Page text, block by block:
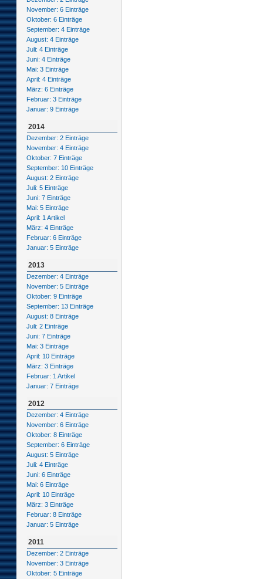
November: 6 Einträge
Oktober: 6 Einträge
September: 4 Einträge
August: 4 Einträge
Juli: 4 Einträge
Juni: 4 Einträge
Mai: 3 Einträge
April: 4 Einträge
März: 6 Einträge
Februar: 3 Einträge
Januar: 9 Einträge
2014
Dezember: 2 Einträge
November: 4 Einträge
Oktober: 7 Einträge
September: 10 Einträge
August: 2 Einträge
Juli: 5 Einträge
Juni: 7 Einträge
Mai: 5 Einträge
April: 1 Artikel
März: 4 Einträge
Februar: 6 Einträge
Januar: 5 Einträge
2013
Dezember: 4 Einträge
November: 5 Einträge
Oktober: 9 Einträge
September: 13 Einträge
August: 8 Einträge
Juli: 2 Einträge
Juni: 7 Einträge
Mai: 3 Einträge
April: 10 Einträge
März: 3 Einträge
Februar: 1 Artikel
Januar: 7 Einträge
2012
Dezember: 4 Einträge
November: 6 Einträge
Oktober: 8 Einträge
September: 6 Einträge
August: 5 Einträge
Juli: 4 Einträge
Juni: 6 Einträge
Mai: 6 Einträge
April: 10 Einträge
März: 3 Einträge
Februar: 8 Einträge
Januar: 5 Einträge
2011
Dezember: 2 Einträge
November: 3 Einträge
Oktober: 5 Einträge